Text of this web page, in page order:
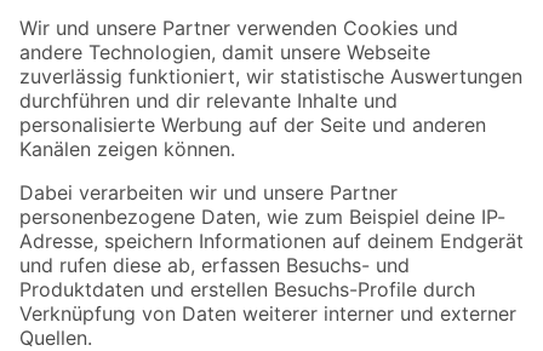
Der toom Newsletter: Keine Angebote und Aktionen mehr verpassen!
Zur Newsletter Anmeldung
Folge uns
Zahlungsarten Versandarten